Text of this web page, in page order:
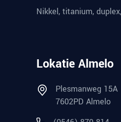
Nikkel, titanium,
Lokatie Almelo
Plesmanweg 15A
7602PD Almelo